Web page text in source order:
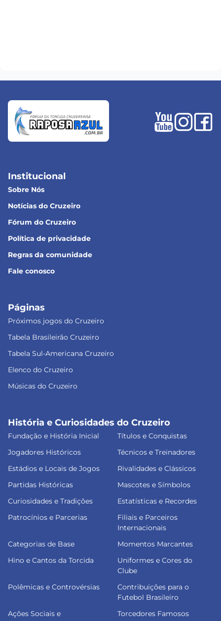
Institucional
Sobre Nós
Notícias do Cruzeiro
Fórum do Cruzeiro
Política de privacidade
Regras da comunidade
Fale conosco
Páginas
Próximos jogos do Cruzeiro
Tabela Brasileirão Cruzeiro
Tabela Sul-Americana Cruzeiro
Elenco do Cruzeiro
Músicas do Cruzeiro
História e Curiosidades do Cruzeiro
Fundação e História Inicial
Títulos e Conquistas
Jogadores Históricos
Técnicos e Treinadores
Estádios e Locais de Jogos
Rivalidades e Clássicos
Partidas Históricas
Mascotes e Símbolos
Curiosidades e Tradições
Estatísticas e Recordes
Patrocínios e Parcerias
Filiais e Parceiros
Internacionais
Categorias de Base
Momentos Marcantes
Hino e Cantos da Torcida
Uniformes e Cores do
Clube
Polêmicas e Controvérsias
Contribuições para o
Futebol Brasileiro
Ações Sociais e
Torcedores Famosos